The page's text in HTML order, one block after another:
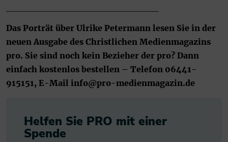
Das Porträt über Ulrike Petermann lesen Sie in der
neuen Ausgabe des Christlichen Medienmagazins
pro. Sie sind noch kein Bezieher der pro? Dann
einfach kostenlos bestellen – Telefon 06441-
915151, E-Mail info@pro-medienmagazin.de
Helfen Sie PRO mit einer
Spende